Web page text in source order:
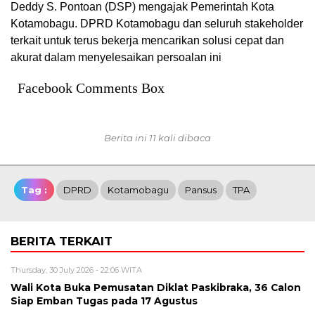
Deddy S. Pontoan (DSP) mengajak Pemerintah Kota
Kotamobagu. DPRD Kotamobagu dan seluruh stakeholder
terkait untuk terus bekerja mencarikan solusi cepat dan
akurat dalam menyelesaikan persoalan ini
Facebook Comments Box
Berita ini 11 kali dibaca
Tag : DPRD Kotamobagu Pansus TPA
BERITA TERKAIT
Thursday, 30 July 2026 - 22:06 WITA
Wali Kota Buka Pemusatan Diklat Paskibraka, 36 Calon
Siap Emban Tugas pada 17 Agustus